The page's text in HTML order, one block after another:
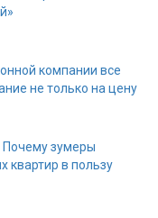
компании все
не только на цену
зумеры
квартир в пользу